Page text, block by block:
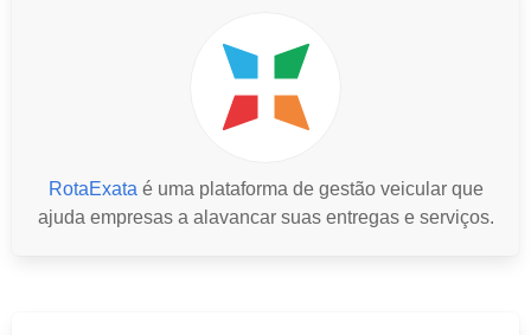
RotaExata é uma plataforma de gestão veicular que
ajuda empresas a alavancar suas entregas e serviços.